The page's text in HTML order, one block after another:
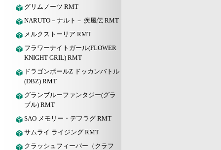
グリムノーツ RMT
NARUTO－ナルト－ 疾風伝 RMT
メルクストーリア RMT
フラワーナイトガール(FLOWER
KNIGHT GRIL) RMT
ドラゴンボールZ ドッカンバトル
(DBZ) RMT
グランブルーファンタジー(グラ
ブル) RMT
SAO メモリー・デフラグ RMT
サムライ ライジング RMT
クラッシュフィーバー（クラフ